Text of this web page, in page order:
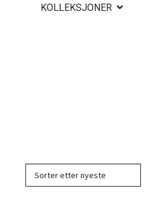
KOLLEKSJONER